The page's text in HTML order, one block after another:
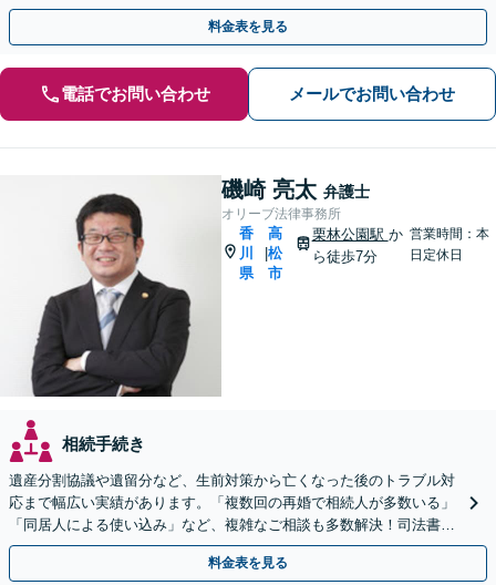
相談に対応します【駐車場あり】【電話・Web相談可】
料金表を見る
電話でお問い合わせ メールでお問い合わせ
磯崎 亮太 弁護士
オリーブ法律事務所
香
川
県
|
高
松
市
栗林公園駅 か
ら徒歩7分
営業時間：本
日定休日
相続手続き
遺産分割協議や遺留分など、生前対策から亡くなった後のトラブル対
応まで幅広い実績があります。「複数回の再婚で相続人が多数いる」
「同居人による使い込み」など、複雑なご相談も多数解決！司法書
士、税理士などと連携可【駐車場あり】
料金表を見る